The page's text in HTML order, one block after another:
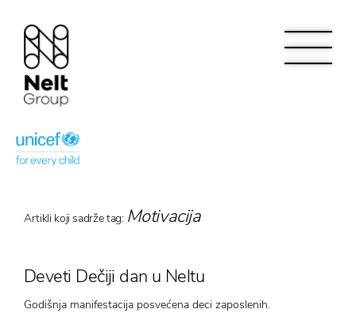
Artikli koji sadrže tag: Motivacija
Deveti Dečiji dan u Neltu
Godišnja manifestacija posvećena deci zaposlenih.